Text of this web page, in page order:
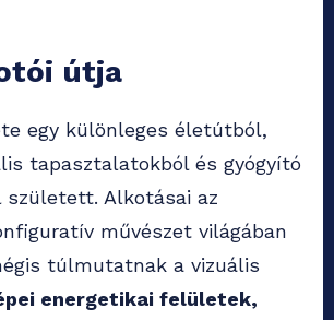
útja
egy különleges életútból,
tapasztalatokból és gyógyító
Alkotásai az
művészet világában
túlmutatnak a vizuális
energetikai felületek,